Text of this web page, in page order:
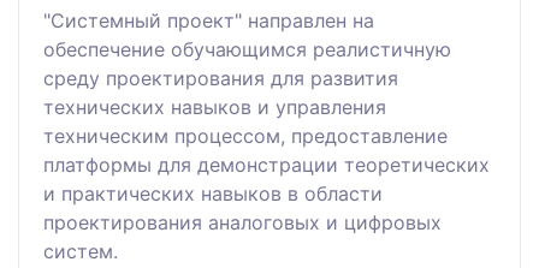
"Системный проект" направлен на
обеспечение обучающимся реалистичную
среду проектирования для развития
технических навыков и управления
техническим процессом, предоставление
платформы для демонстрации теоретических
и практических навыков в области
проектирования аналоговых и цифровых
систем.